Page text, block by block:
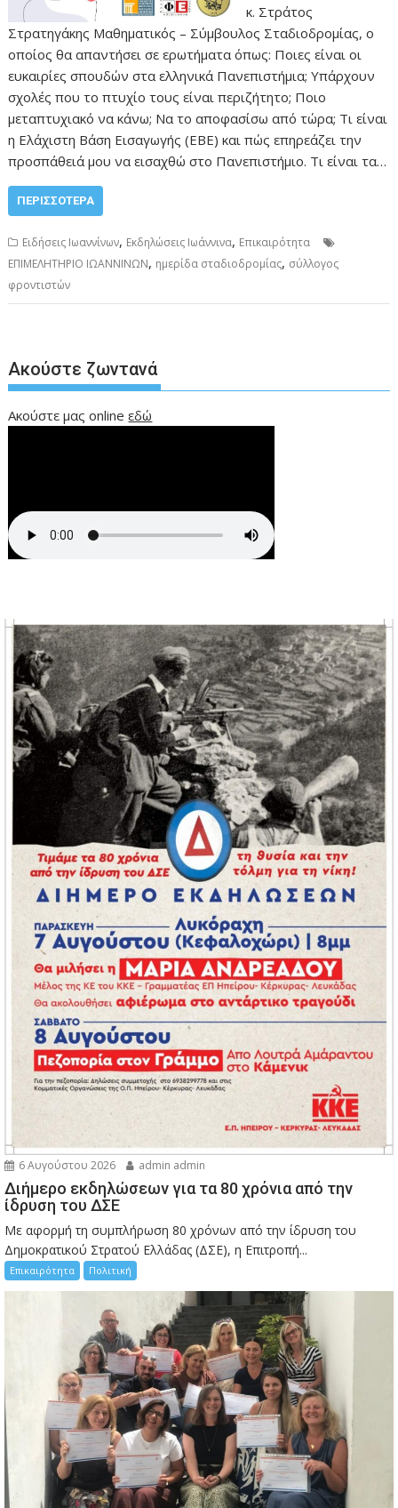
κ. Στράτος
Στρατηγάκης Μαθηματικός – Σύμβουλος Σταδιοδρομίας, ο
οποίος θα απαντήσει σε ερωτήματα όπως: Ποιες είναι οι
ευκαιρίες σπουδών στα ελληνικά Πανεπιστήμια; Υπάρχουν
σχολές που το πτυχίο τους είναι περιζήτητο; Ποιο
μεταπτυχιακό να κάνω; Να το αποφασίσω από τώρα; Τι είναι
η Ελάχιστη Βάση Εισαγωγής (ΕΒΕ) και πώς επηρεάζει την
προσπάθειά μου να εισαχθώ στο Πανεπιστήμιο. Τι είναι τα…
ΠΕΡΙΣΣΌΤΕΡΑ
Ειδήσεις Ιωαννίνων, Εκδηλώσεις Ιωάννινα, Επικαιρότητα
ΕΠΙΜΕΛΗΤΗΡΙΟ ΙΩΑΝΝΙΝΩΝ, ημερίδα σταδιοδρομίας, σύλλογος
φροντιστών
Ακούστε ζωντανά
Ακούστε μας onlineεδώ
6 Αυγούστου 2026 admin admin
Διήμερο εκδηλώσεων για τα 80 χρόνια από την
ίδρυση του ΔΣΕ
Με αφορμή τη συμπλήρωση 80 χρόνων από την ίδρυση του
Δημοκρατικού Στρατού Ελλάδας (ΔΣΕ), η Επιτροπή...
Επικαιρότητα Πολιτική